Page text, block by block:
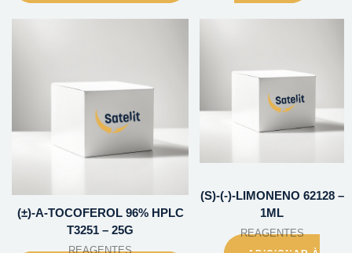
(±)-A-TOCOFEROL 96% HPLC
T3251 – 25G
REAGENTES
(S)-(-)-LIMONENO 62128 –
1ML
REAGENTES